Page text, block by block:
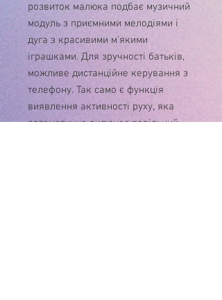
розвиток малюка подбає музичний
модуль з приємними мелодіями і
дуга з красивими м'якими
іграшками. Для зручності батьків,
можливе дистанційне керування з
телефону. Так само є функція
виявлення активності руху, яка
автоматично включає повільний